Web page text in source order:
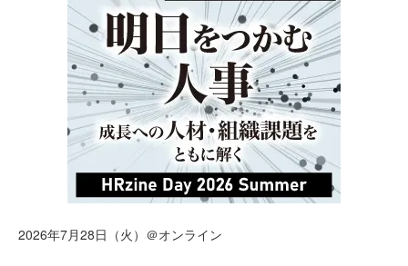
2026年7月28日（火）＠オンライン